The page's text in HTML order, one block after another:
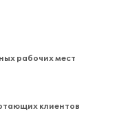
рабочих мест
клиентов